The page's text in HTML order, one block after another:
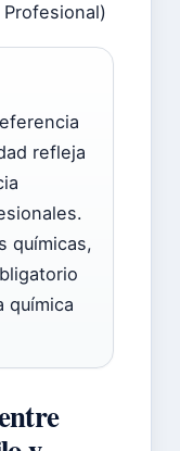
refleja
químicas,
química